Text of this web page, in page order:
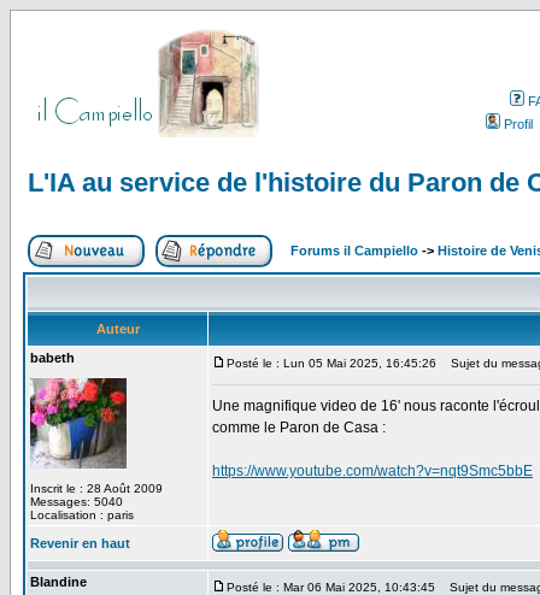
Profil
L'IA au service de l'histoire du Paron de
Forums il Campiello -> Histoire de
Auteur
babeth
Inscrit le : 28 Août 2009
Messages: 5040
Localisation : paris
Posté le : Lun 05 Mai 2025, 16:45:26 Sujet du
Une magnifique video de 16' nous raconte
comme le Paron de Casa :
https://www.youtube.com/watch?v=nqt9Smc5bbE
Revenir en haut
Blandine Posté le : Mar 06 Mai 2025, 10:43:45 Sujet du